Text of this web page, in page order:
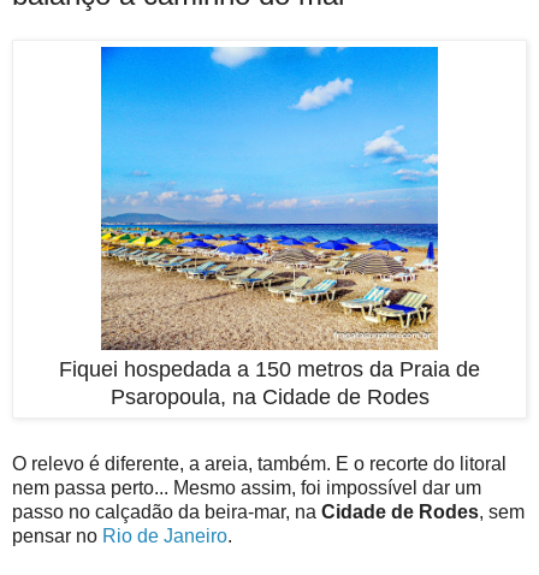
Fiquei hospedada a 150 metros da Praia de
Psaropoula, na Cidade de Rodes
O relevo é diferente, a areia, também. E o recorte do litoral
nem passa perto... Mesmo assim, foi impossível dar um
passo no calçadão da beira-mar, na Cidade de Rodes, sem
pensar no Rio de Janeiro.